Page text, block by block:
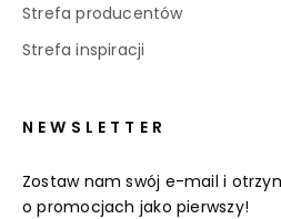
Strefa producentów
Strefa inspiracji
NEWSLETTER
Zostaw nam swój e-mail i
o promocjach jako pierwszy!